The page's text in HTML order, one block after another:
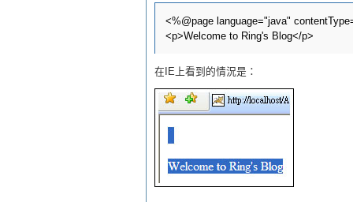
<%@page language="java"
在IE上看到的情況是：